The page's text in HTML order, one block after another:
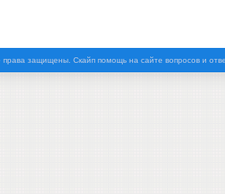
права защищены. Скайп помощь на сайте вопросов и